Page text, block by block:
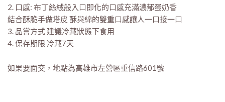
2. 口感: 布丁絲絨般入口即化的口感充滿濃郁蛋奶香
結合酥脆手做塔皮 酥與綿的雙重口感讓人一口接一口
3. 品嘗方式 建議冷藏狀態下食用
4. 保存期限 冷藏7天
如果要面交，地點為高雄市左營區重信路601號